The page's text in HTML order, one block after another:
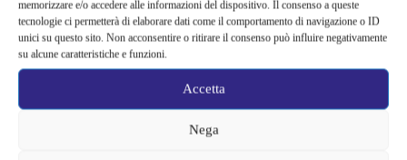
memorizzare e/o accedere alle informazioni del dispositivo. Il consenso a queste
tecnologie ci permetterà di elaborare dati come il comportamento di navigazione o ID
unici su questo sito. Non acconsentire o ritirare il consenso può influire negativamente
su alcune caratteristiche e funzioni.
Accetta
Nega
squadre e storie parallele che possano convivere con la saga
principale senza sostituirla.
Negli ultimi anni Hollywood ha puntato sempre di più sui grandi
rappresenta uno dei marchi più riconoscibili al mondo nel genere